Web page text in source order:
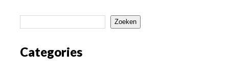
Zoeken
Categories